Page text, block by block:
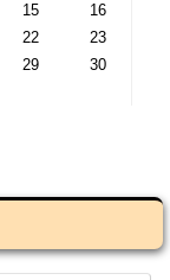
15
16
22
23
29
30